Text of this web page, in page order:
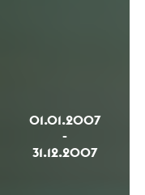
01.01.2007
-
31.12.2007